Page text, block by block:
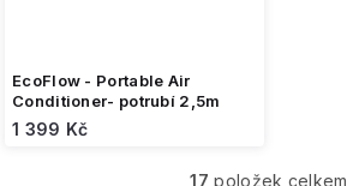
EcoFlow - Portable Air
Conditioner- potrubí 2,5m
1 399 Kč
17 položek celkem